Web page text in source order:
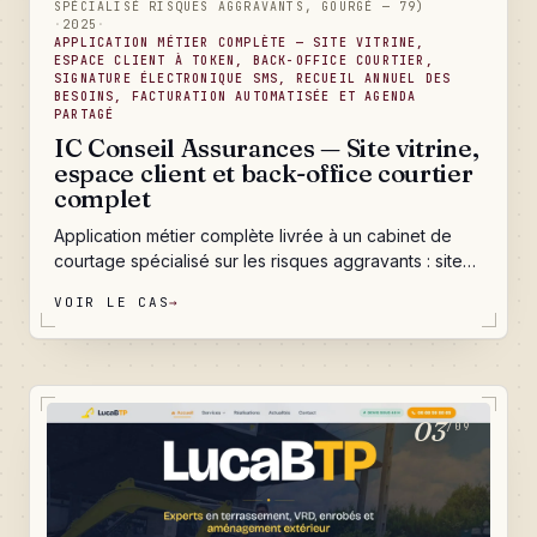
SPÉCIALISÉ RISQUES AGGRAVANTS, GOURGÉ — 79)
· 2025 ·
APPLICATION MÉTIER COMPLÈTE — SITE VITRINE,
ESPACE CLIENT À TOKEN, BACK-OFFICE COURTIER,
SIGNATURE ÉLECTRONIQUE SMS, RECUEIL ANNUEL DES
BESOINS, FACTURATION AUTOMATISÉE ET AGENDA
PARTAGÉ
IC Conseil Assurances — Site vitrine,
espace client et back-office courtier
complet
Application métier complète livrée à un cabinet de
courtage spécialisé sur les risques aggravants : site
client à token avec dépôt de documents et signature
électronique par SMS, back-office courtier qui gère
de recueil des besoins automatisée, moteur de
facturation avec commissions et bordereaux
apporteurs, agenda partagé multi-admins, blog
éditorial et analytics maison. Un outil qui transforme la
journée du cabinet : les tâches admin chronophages
partent, les conseillers se concentrent sur la relation
VOIR LE CAS→
03/09